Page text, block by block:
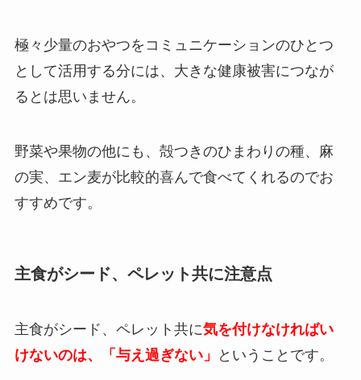
極々少量のおやつをコミュニケーションのひとつ
として活用する分には、 大きな健康被害につなが
るとは思いません。
野菜や果物の他にも、殻つきのひまわりの種、麻
の実、エン麦が比較的喜んで食べてくれるのでお
すすめです。
主食がシード、ペレット共に注意点
主食がシード、ペレット共に気を付けなければい
けないのは、「与え過ぎない」
と いうことです。